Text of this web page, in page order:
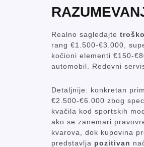
Realno sagledajte
rang €1.500-€3.000,
kočioni elementi €150-
automobil. Redovni
Detaljnije: konkretan
€2.500-€6.000 zbog
kvačila kod sportskih
ako se zanemari
kvarova, dok kupovina
predstavlja pozitivan